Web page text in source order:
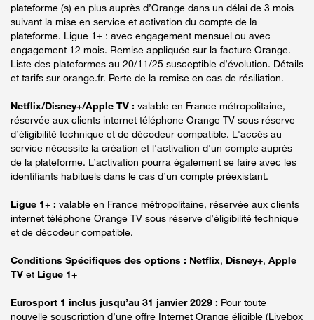
plateforme (s) en plus auprès d’Orange dans un délai de 3 mois
suivant la mise en service et activation du compte de la
plateforme. Ligue 1+ : avec engagement mensuel ou avec
engagement 12 mois. Remise appliquée sur la facture Orange.
Liste des plateformes au 20/11/25 susceptible d’évolution. Détails
et tarifs sur orange.fr. Perte de la remise en cas de résiliation.
Netflix/Disney+/Apple TV : valable en France métropolitaine,
réservée aux clients internet téléphone Orange TV sous réserve
d’éligibilité technique et de décodeur compatible. L'accès au
service nécessite la création et l'activation d'un compte auprès
de la plateforme. L’activation pourra également se faire avec les
identifiants habituels dans le cas d’un compte préexistant.
Ligue 1+ : valable en France métropolitaine, réservée aux clients
internet téléphone Orange TV sous réserve d’éligibilité technique
et de décodeur compatible.
Conditions Spécifiques des options : Netflix, Disney+, Apple
TV et Ligue 1+
Eurosport 1 inclus jusqu’au 31 janvier 2029 : Pour toute
nouvelle souscription d’une offre Internet Orange éligible (Livebox